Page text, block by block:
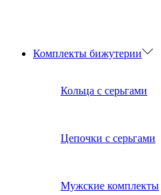
Комплекты бижутерии
Кольца с серьгами
Цепочки с серьгами
Мужские комплекты